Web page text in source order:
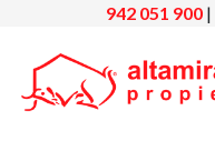
942 051 900 |